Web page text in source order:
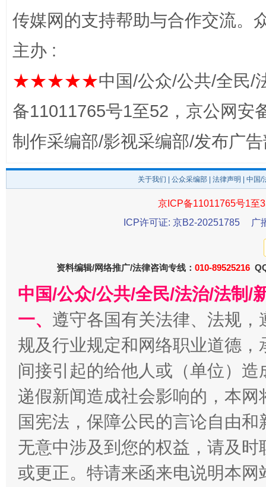
东山县通报“牛蛙产品抗生素超标问题” 法
千年窑火 生生不息
传媒网的支持帮助与合作交流。
主办 :
★★★★★中国/公众/公共/全民/
备11011765号1至52，京公网安
制作采编部/影视采编部/发布广
关于我们 公众采编部 法律声明 | 中国
京ICP备11011765号1至
ICP许可证: 京B2-20251785
广
资料编辑/网络推广/法律咨询专线： 010-89525216
中国/公众/公共/全民/法治/法制/
一、 遵守各国有关法律、法规
规及行业规定和网络职业道德
间接引起的给他人或（单位）
递假新闻造成社会影响的，本
国宪法，保障公民的言论自由
无意中涉及到您的权益，请及
或更正。特请来函来电说明本